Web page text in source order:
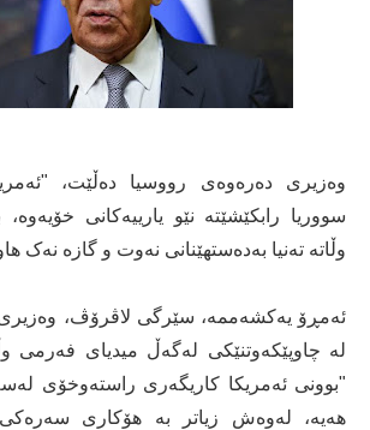
وەزیری دەرەوەی رووسیا دەڵێت،
سووریا رابکێشێتە نێو یارییەکانی خۆیەوە،
وڵاتە تەنیا بەدەستهێنانی نەوت و گازە نەک
ئەمڕۆ یەکشەممە، سێرگی لاڤرۆڤ،
لە چاوپێکەوتنێکی لەگەڵ میدیای فەرمی
"بوونی ئەمریکا کاریگەری راستەوخۆی
هەیە، لەوەش زیاتر بە هۆکاری